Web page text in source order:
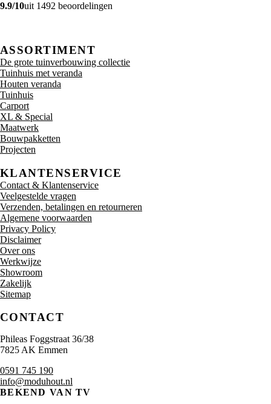
9.9/10uit 1492 beoordelingen
ASSORTIMENT
De grote tuinverbouwing collectie
Tuinhuis met veranda
Houten veranda
Tuinhuis
Carport
XL & Special
Maatwerk
Bouwpakketten
Projecten
KLANTENSERVICE
Contact & Klantenservice
Veelgestelde vragen
Verzenden, betalingen en retourneren
Algemene voorwaarden
Privacy Policy
Disclaimer
Over ons
Werkwijze
Showroom
Zakelijk
Sitemap
CONTACT
Phileas Foggstraat 36/38
7825 AK Emmen
0591 745 190
info@moduhout.nl
BEKEND VAN TV